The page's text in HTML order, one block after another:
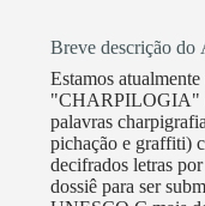
Breve descrição do
Estamos
"CHARPILOGIA"
palavras
pichação e graffiti)
decifrados letras
dossiê para ser